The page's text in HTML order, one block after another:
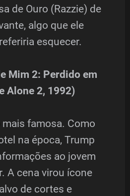
de Ouro (Razzie) de
algo que ele
esquecer.
Mim 2: Perdido em
Alone 2, 1992)
famosa. Como
na época, Trump
ao jovem
A cena virou ícone
de cortes e